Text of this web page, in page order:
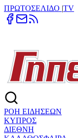
ΠΡΩΤΟΣΕΛΙΔΟ |TV
ΡΟΗ ΕΙΔΗΣΕΩΝ
ΚΥΠΡΟΣ
ΔΙΕΘΝΗ